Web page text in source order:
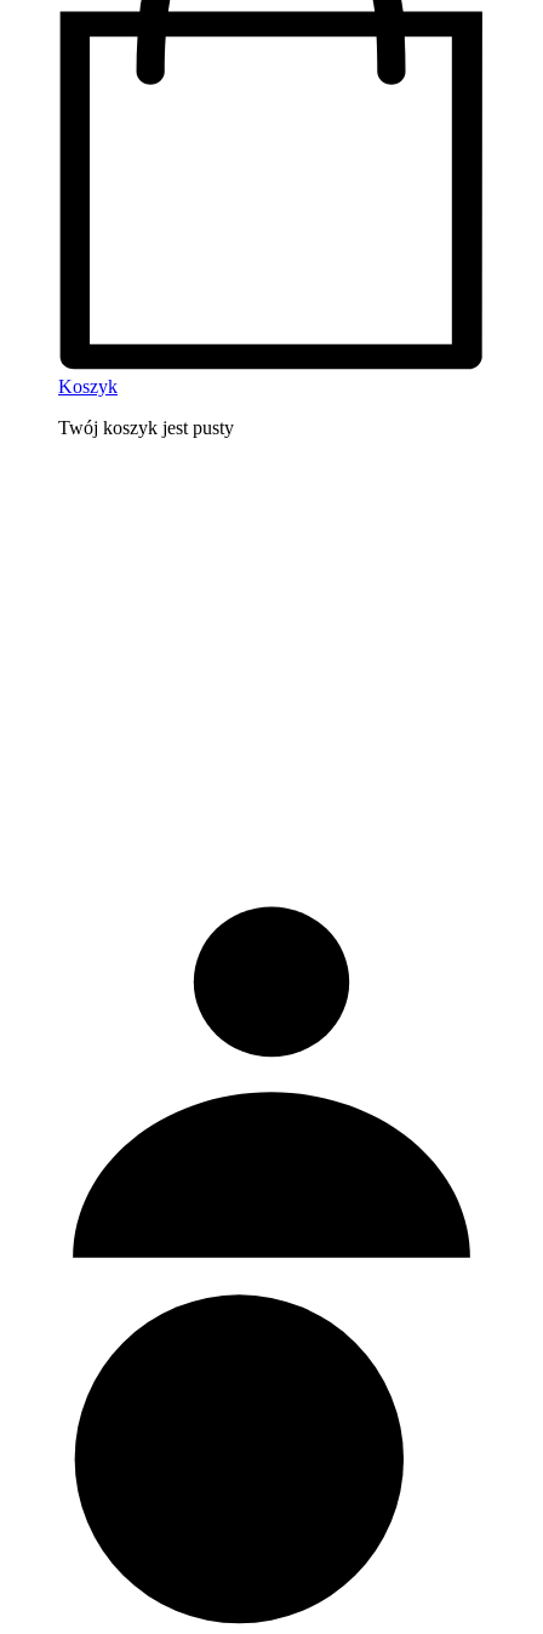
Koszyk
Twój koszyk jest pusty